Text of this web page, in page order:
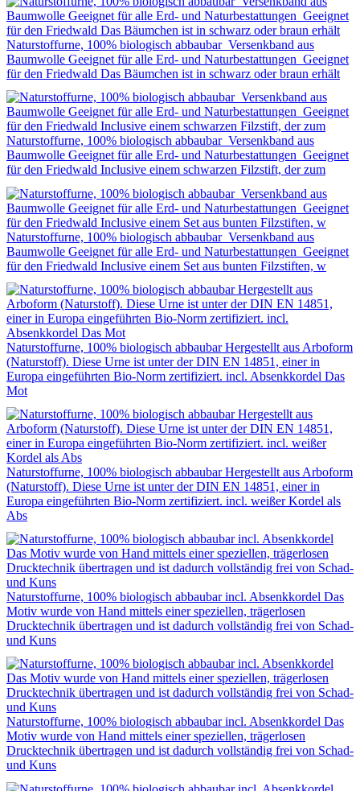
Naturstoffurne, 100% biologisch abbaubar Versenkband aus
Baumwolle Geeignet für alle Erd- und Naturbestattungen Geeignet
für den Friedwald Das Bäumchen ist in schwarz oder braun erhält
Naturstoffurne, 100% biologisch abbaubar Versenkband aus
Baumwolle Geeignet für alle Erd- und Naturbestattungen Geeignet
für den Friedwald Inclusive einem schwarzen Filzstift, der zum
Naturstoffurne, 100% biologisch abbaubar Versenkband aus
Baumwolle Geeignet für alle Erd- und Naturbestattungen Geeignet
für den Friedwald Inclusive einem Set aus bunten Filzstiften, w
Naturstoffurne, 100% biologisch abbaubar Hergestellt aus Arboform
(Naturstoff). Diese Urne ist unter der DIN EN 14851, einer in
Europa eingeführten Bio-Norm zertifiziert. incl. Absenkkordel Das
Mot
Naturstoffurne, 100% biologisch abbaubar Hergestellt aus Arboform
(Naturstoff). Diese Urne ist unter der DIN EN 14851, einer in
Europa eingeführten Bio-Norm zertifiziert. incl. weißer Kordel als
Abs
Naturstoffurne, 100% biologisch abbaubar incl. Absenkkordel Das
Motiv wurde von Hand mittels einer speziellen, trägerlosen
Drucktechnik übertragen und ist dadurch vollständig frei von Schad-
und Kuns
Naturstoffurne, 100% biologisch abbaubar incl. Absenkkordel Das
Motiv wurde von Hand mittels einer speziellen, trägerlosen
Drucktechnik übertragen und ist dadurch vollständig frei von Schad-
und Kuns